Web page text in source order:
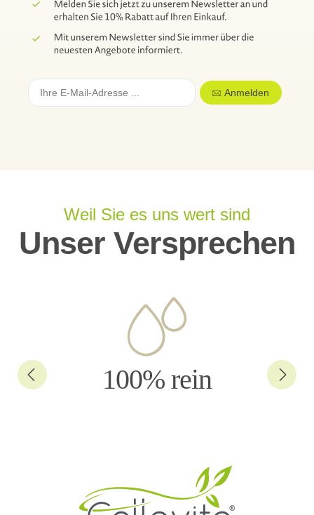
Anmelden
Weil Sie es uns wert sind
Unser Versprechen
100% rein